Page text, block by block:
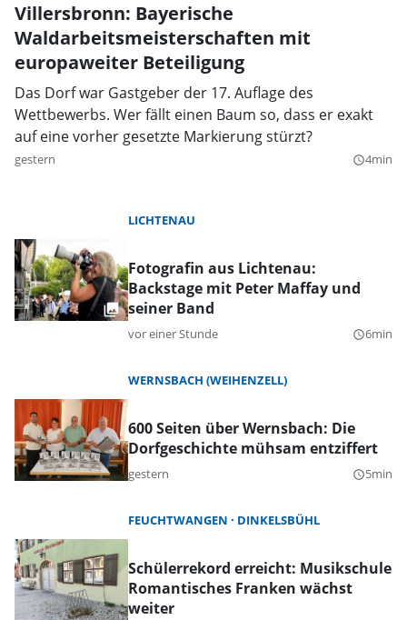
Villersbronn: Bayerische
Waldarbeitsmeisterschaften mit
europaweiter Beteiligung
Das Dorf war Gastgeber der 17. Auflage des
Wettbewerbs. Wer fällt einen Baum so, dass er exakt
auf eine vorher gesetzte Markierung stürzt?
gestern query_builder4min
LICHTENAU
Fotografin aus Lichtenau:
Backstage mit Peter Maffay und
seiner Band
vor einer Stunde query_builder6min
WERNSBACH (WEIHENZELL)
600 Seiten über Wernsbach: Die
Dorfgeschichte mühsam entziffert
gestern query_builder5min
FEUCHTWANGEN DINKELSBÜHL
Schülerrekord erreicht: Musikschule
Romantisches Franken wächst
weiter